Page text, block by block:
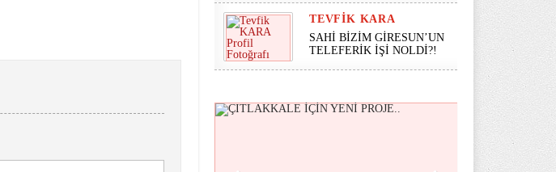
TEVFIK KARA
SAHİ BİZİM GİRESUN’UN
TELEFERİK İŞİ NOLDİ?!